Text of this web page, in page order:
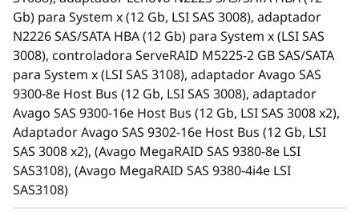
print serving.
Ideal for cost-sensitive customers, space-
constrained environments, current and
future high-capacity needs, and
server/storage virtualization. It reduces the
burden on over utilized internal server
storage, and offers extreme capacity for
archive and cold storage solutions.
Shares common parts with the D1212 DAS
unit.
Gb) para System x (12 Gb, LSI SAS 3008), adaptador
N2226 SAS/SATA HBA (12 Gb) para System x (LSI SAS
3008), controladora ServeRAID M5225-2 GB SAS/SATA
para System x (LSI SAS 3108), adaptador Avago SAS
9300-8e Host Bus (12 Gb, LSI SAS 3008), adaptador
Avago SAS 9300-16e Host Bus (12 Gb, LSI SAS 3008 x2),
Adaptador Avago SAS 9302-16e Host Bus (12 Gb, LSI
SAS 3008 x2), (Avago MegaRAID SAS 9380-8e LSI
SAS3108), (Avago MegaRAID SAS 9380-4i4e LSI
SAS3108)